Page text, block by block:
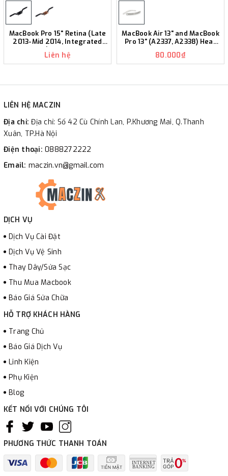
MacBook Pro 15" Retina (Late
2013-Mid 2014, Integrated
Graphics) Heat Sink K381
Liên hệ
MacBook Air 13" and MacBook
Pro 13" (A2337, A2338) Heat
80.000₫
LIÊN HỆ MACZIN
Địa chỉ:Địa chỉ: Số 42 Cù Chính Lan, P.Khương Mai, Q.Thanh
Xuân, TP.Hà Nội
Điện thoại: 0888272222
Email: maczin.vn@gmail.com
DỊCH VỤ
Dịch Vụ Cài Đặt
Dịch Vụ Vệ Sinh
Thay Dây/Sửa Sạc
Thu Mua Macbook
Báo Giá Sửa Chữa
HỖ TRỢ KHÁCH HÀNG
Trang Chủ
Báo Giá Dịch Vụ
Linh Kiện
Phụ Kiện
Blog
KẾT NỐI VỚI CHÚNG TÔI
PHƯƠNG THỨC THANH TOÁN